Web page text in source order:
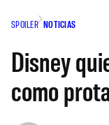
SPOILER NOTICIAS
Disney
como